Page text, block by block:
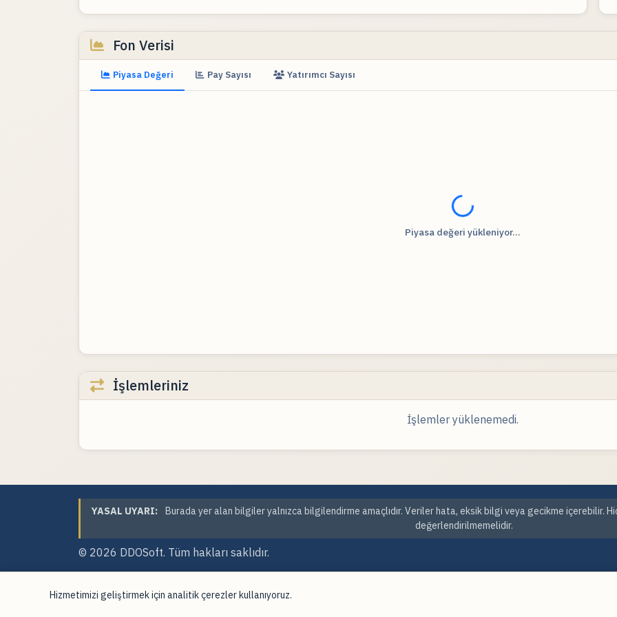
Fon Verisi
Piyasa Değeri Pay Sayısı Yatırımcı Sayısı
Fiyat verileri yükleniyor...
Piyasa değeri yükleniyor...
İşlemleriniz
İşlemler yüklenemedi.
YASAL UYARI:
Burada yer alan bilgiler yalnızca bilgilendirme amaçlıdır. Veriler hata, eksik bilgi veya gecikme içerebilir.
değerlendirilmemelidir.
© 2026 DDOSoft. Tüm hakları saklıdır.
Hizmetimizi geliştirmek için analitik çerezler kullanıyoruz.